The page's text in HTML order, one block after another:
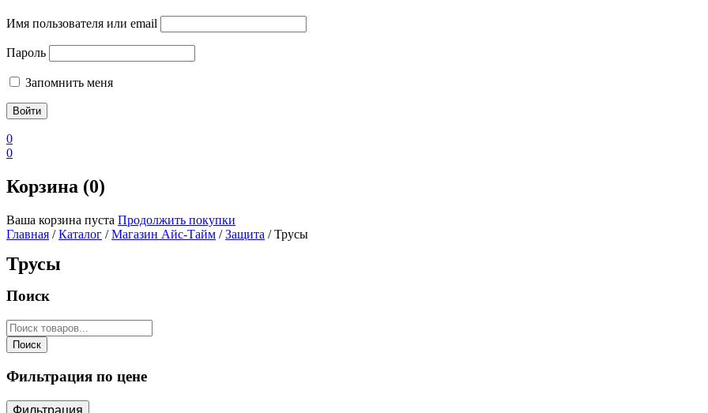
Имя пользователя или email
Пароль
Запомнить меня
0
0
Корзина (0)
Ваша корзина пуста Продолжить покупки
Главная /Каталог /Магазин Айс-Тайм /Защита / Трусы
Трусы
Поиск
Поиск
товаров
Поиск
Фильтрация по цене
Фильтрация